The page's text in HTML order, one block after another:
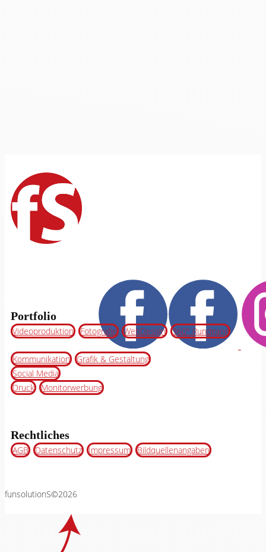
Portfolio
Videoproduktion Fotografie WebDesign 360° Rundgang
Kommunikation Grafik & Gestaltung
Social Media
Druck Monitorwerbung
Rechtliches
AGB Datenschutz Impressum Bildquellenangaben
funsolutionS©2026